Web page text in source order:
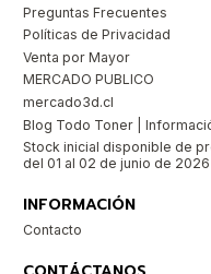
Preguntas Frecuentes
Políticas de Privacidad
Venta por Mayor
MERCADO PUBLICO
mercado3d.cl
Blog Todo Toner |
Stock inicial disponible de
del 01 al 02 de junio de 2026
INFORMACIÓN
Contacto